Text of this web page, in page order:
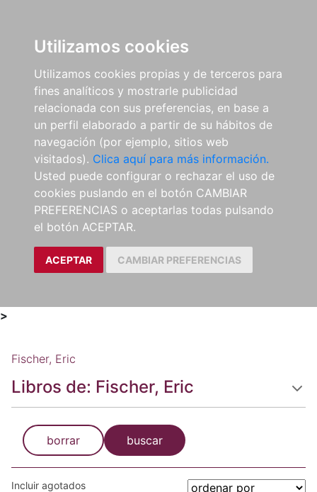
Utilizamos cookies
Utilizamos cookies propias y de terceros para
fines analíticos y mostrarle publicidad
relacionada con sus preferencias, en base a
un perfil elaborado a partir de su hábitos de
navegación (por ejemplo, sitios web
visitados). Clica aquí para más información.
Usted puede configurar o rechazar el uso de
cookies puslando en el botón CAMBIAR
PREFERENCIAS o aceptarlas todas pulsando
el botón ACEPTAR.
ACEPTAR CAMBIAR PREFERENCIAS
>
Fischer, Eric
Libros de: Fischer, Eric
borrar buscar
Incluir agotados